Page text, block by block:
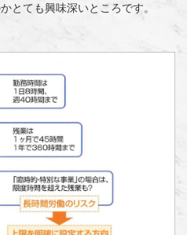
とても興味深いところです。